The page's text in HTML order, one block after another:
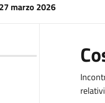
27 marzo 2026